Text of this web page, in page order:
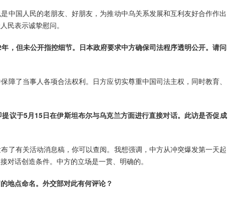
中国人民的老朋友、好朋友，为推动中乌关系发展和互利友好合作作出
民表示诚挚慰问。
，但未公开指控细节。日本政府要求中方确保司法程序透明公开。请问
了当事人各项合法权利。日方应切实尊重中国司法主权，同时教育、
议于5月15日在伊斯坦布尔与乌克兰方面进行直接对话。此访是否促成
了有关活动消息稿，你可以查阅。我想强调，中方从冲突爆发第一天起
话创造条件。中方的立场是一贯、明确的。
地点命名。外交部对此有何评论？